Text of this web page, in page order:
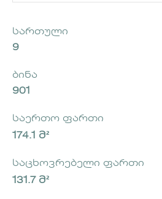
სართული
9
ბინა
901
საერთო ფართი
174.1 მ²
საცხოვრებელი ფართი
131.7 მ²